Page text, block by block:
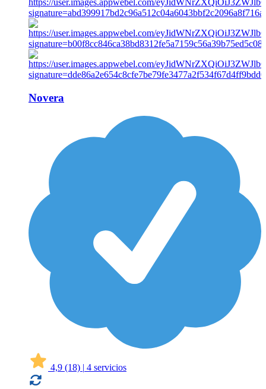
Novera
4,9 (18) | 4 servicios